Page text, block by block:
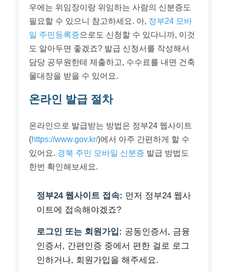
우에는 위임장이랑 위임하는 사람의 신분증도
필요할 수 있으니 참고하세요. 아, 정부24 모바
일 주민등록증으로도 신청할 수 있다니까, 이것
도 알아두면 좋겠죠? 발급 신청서를 작성해서
담당 공무원한테 제출하고, 수수료를 내면 건축
물대장을 받을 수 있어요.
온라인 발급 절차
온라인으로 발급받는 방법은 정부24 웹사이트
(https://www.gov.kr/)에서 아주 간편하게 할 수
있어요. 경북 주민 모바일 신분증 발급 방법도
한번 확인해보세요.
정부24 웹사이트 접속: 먼저 정부24 웹사
이트에 접속해야겠죠?
로그인 또는 회원가입: 공동인증서, 금융
인증서, 간편인증 중에서 편한 걸로 로그
인하거나, 회원가입을 해주세요.